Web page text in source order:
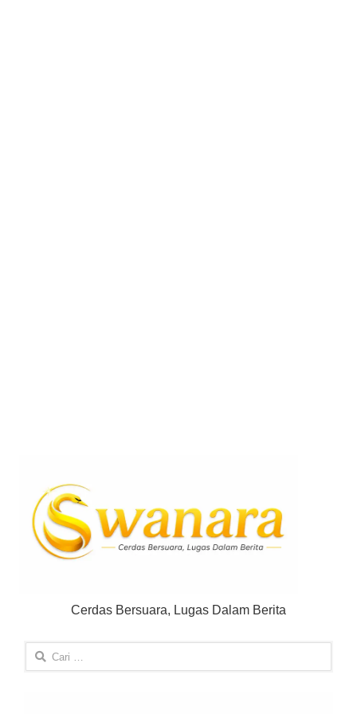
Cerdas Bersuara, Lugas Dalam Berita
Cari